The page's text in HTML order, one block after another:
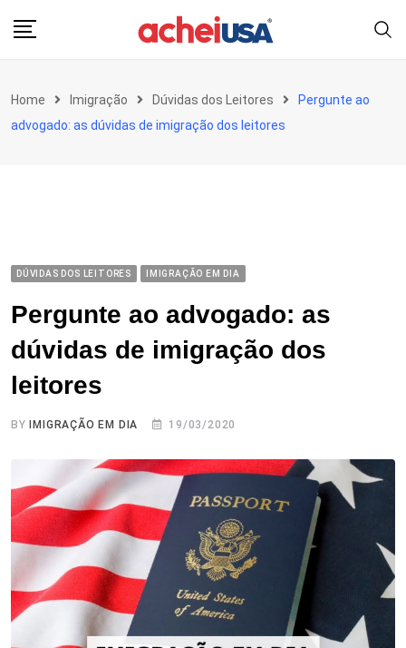
Home Imigração Dúvidas dos Leitores
Pergunte ao
advogado: as dúvidas de imigração dos leitores
DÚVIDAS DOS LEITORES IMIGRAÇÃO EM DIA
Pergunte ao advogado: as
dúvidas de imigração dos
leitores
BYIMIGRAÇÃO EM DIA 19/03/2020